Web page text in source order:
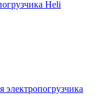
Heli